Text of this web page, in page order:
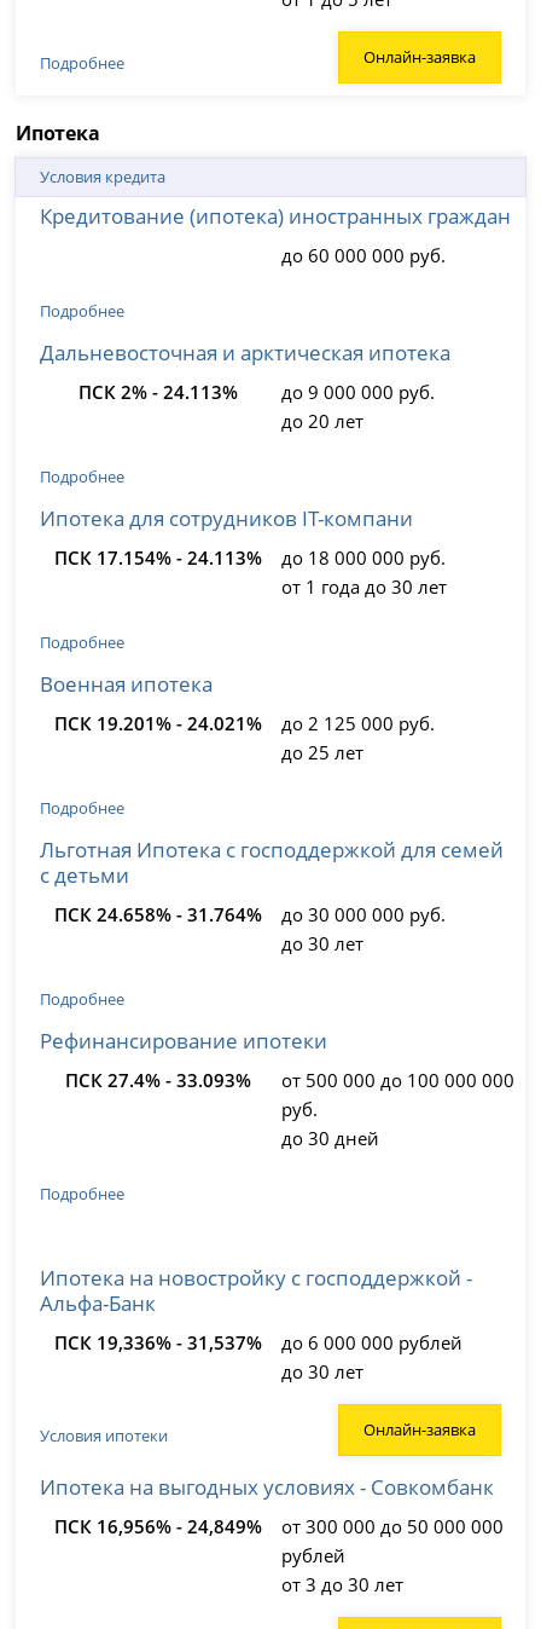
Подробнее Онлайн-заявка
Ипотека
Условия кредита
Кредитование (ипотека) иностранных граждан
до 60 000 000 руб.
Подробнее
Дальневосточная и арктическая ипотека
ПСК 2% - 24.113%
до 9 000 000 руб.
до 20 лет
Подробнее
Ипотека для сотрудников IT-компани
ПСК 17.154% - 24.113%
до 18 000 000 руб.
от 1 года до 30 лет
Подробнее
Военная ипотека
ПСК 19.201% - 24.021%
до 2 125 000 руб.
до 25 лет
Подробнее
Льготная Ипотека с господдержкой для семей
с детьми
ПСК 24.658% - 31.764%
до 30 000 000 руб.
до 30 лет
Подробнее
Рефинансирование ипотеки
ПСК 27.4% - 33.093%
от 500 000 до 100 000 000
руб.
до 30 дней
Подробнее
Ипотека на новостройку с господдержкой -
Альфа-Банк
ПСК 19,336% - 31,537%
до 6 000 000 рублей
до 30 лет
Условия ипотеки Онлайн-заявка
Ипотека на выгодных условиях - Совкомбанк
ПСК 16,956% - 24,849%
от 300 000 до 50 000 000
рублей
от 3 до 30 лет